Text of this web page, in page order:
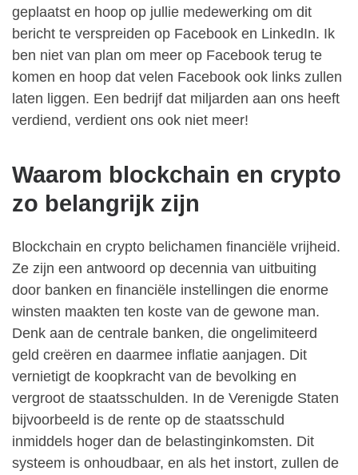
geplaatst en hoop op jullie medewerking om dit
bericht te verspreiden op Facebook en LinkedIn. Ik
ben niet van plan om meer op Facebook terug te
komen en hoop dat velen Facebook ook links zullen
laten liggen. Een bedrijf dat miljarden aan ons heeft
verdiend, verdient ons ook niet meer!
Waarom blockchain en crypto
zo belangrijk zijn
Blockchain en crypto belichamen financiële vrijheid.
Ze zijn een antwoord op decennia van uitbuiting
door banken en financiële instellingen die enorme
winsten maakten ten koste van de gewone man.
Denk aan de centrale banken, die ongelimiteerd
geld creëren en daarmee inflatie aanjagen. Dit
vernietigt de koopkracht van de bevolking en
vergroot de staatsschulden. In de Verenigde Staten
bijvoorbeeld is de rente op de staatsschuld
inmiddels hoger dan de belastinginkomsten. Dit
systeem is onhoudbaar, en als het instort, zullen de